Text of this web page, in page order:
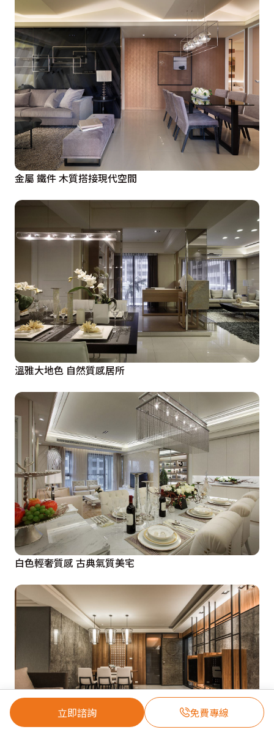
立即諮詢 免費專線
金屬 鐵件 木質搭接現代空間
溫雅大地色 自然質感居所
白色輕奢質感 古典氣質美宅